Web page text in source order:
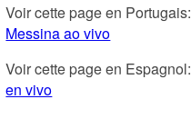
Voir cette page en Portugais:
Messina ao vivo
Voir cette page en Espagnol:
en vivo